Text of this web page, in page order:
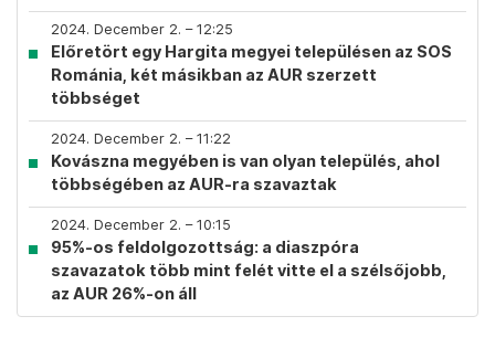
2024. December 2. – 12:25
Előretört egy Hargita megyei településen az SOS
Románia, két másikban az AUR szerzett
többséget
2024. December 2. – 11:22
Kovászna megyében is van olyan település, ahol
többségében az AUR-ra szavaztak
2024. December 2. – 10:15
95%-os feldolgozottság: a diaszpóra
szavazatok több mint felét vitte el a szélsőjobb,
az AUR 26%-on áll